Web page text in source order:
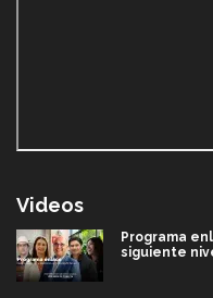
Videos
Programa
siguiente